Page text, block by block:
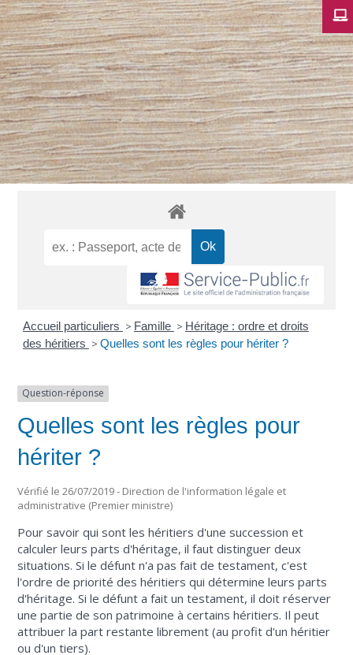
Accueil particuliers > Famille > Héritage : ordre et droits
des héritiers > Quelles sont les règles pour hériter ?
Question-réponse
Quelles sont les règles pour
hériter ?
Vérifié le 26/07/2019 - Direction de l'information légale et
administrative (Premier ministre)
Pour savoir qui sont les héritiers d'une succession et
calculer leurs parts d'héritage, il faut distinguer deux
situations. Si le défunt n'a pas fait de testament, c'est
l'ordre de priorité des héritiers qui détermine leurs parts
d'héritage. Si le défunt a fait un testament, il doit réserver
une partie de son patrimoine à certains héritiers. Il peut
attribuer la part restante librement (au profit d'un héritier
ou d'un tiers).